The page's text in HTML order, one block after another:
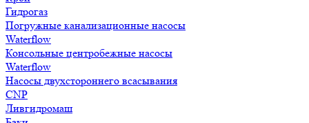
Гидрогаз
Погружные канализационные насосы
Waterflow
Консольные центробежные насосы
Waterflow
Насосы двухстороннего всасывания
CNP
Ливгидромаш